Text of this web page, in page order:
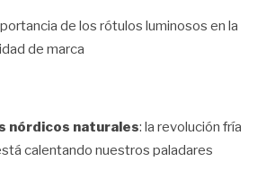
de los rótulos luminosos en la
de marca
nórdicos naturales: la revolución fría
calentando nuestros paladares